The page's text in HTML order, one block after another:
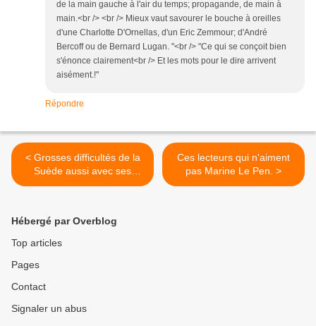
de la main gauche à l'air du temps; propagande, de main à
main.<br /> <br /> Mieux vaut savourer le bouche à oreilles
d'une Charlotte D'Ornellas, d'un Eric Zemmour; d'André
Bercoff ou de Bernard Lugan. "<br /> "Ce qui se conçoit bien
s'énonce clairement<br /> Et les mots pour le dire arrivent
aisément.!"
Répondre
< Grosses difficultés de la
Suède aussi avec ses
immigrés islamistes.
Ces lecteurs qui n'aiment
pas Marine Le Pen. >
Hébergé par Overblog
Top articles
Pages
Contact
Signaler un abus